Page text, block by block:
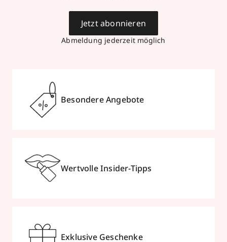
Abmeldung jederzeit möglich
Jetzt abonnieren
Besondere Angebote
Wertvolle Insider-Tipps
Exklusive Geschenke